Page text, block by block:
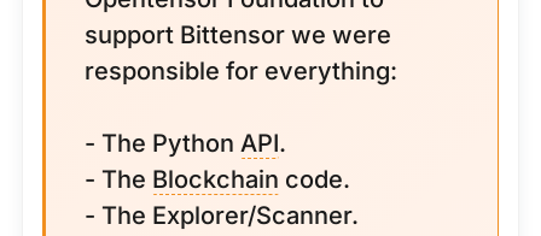
support Bittensor we were
responsible for everything:
- The Python API.
- The Blockchain code.
- The Explorer/Scanner.